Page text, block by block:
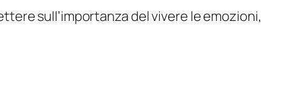
sull’importanza del vivere le emozioni,